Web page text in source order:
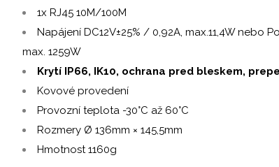
1x RJ45 10M/100M
Napájení DC12V±25% / 0,92A, max.11,4W nebo
max. 1259W
Krytí IP66, IK10, ochrana pred bleskem,
Kovové provedení
Provozní teplota -30°C až 60°C
Rozmery Ø 136mm × 145,5mm
Hmotnost 1160g